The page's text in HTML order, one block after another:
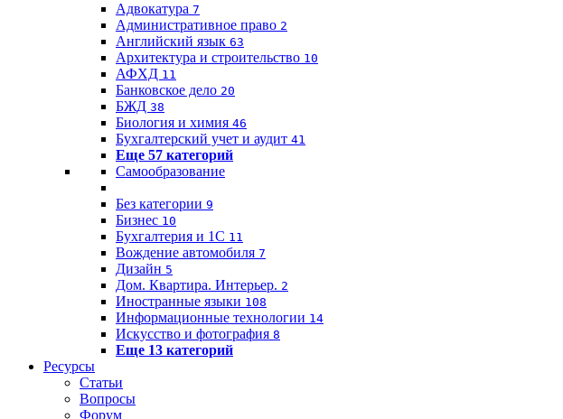
Адвокатура 7
Административное право 2
Английский язык 63
Архитектура и строительство 10
АФХД 11
Банковское дело 20
БЖД 38
Биология и химия 46
Бухгалтерский учет и аудит 41
Еще 57 категорий
Самообразование
Без категории 9
Бизнес 10
Бухгалтерия и 1C 11
Вождение автомобиля 7
Дизайн 5
Дом. Квартира. Интерьер. 2
Иностранные языки 108
Информационные технологии 14
Искусство и фотография 8
Еще 13 категорий
Ресурсы
Статьи
Вопросы
Форум